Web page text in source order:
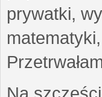
prywatki,
Na